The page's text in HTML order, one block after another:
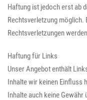
Haftung ist jedoch erst ab
Rechtsverletzung möglich.
Rechtsverletzungen
Haftung für Links
Unser Angebot enthält
Inhalte wir keinen Einfluss
Inhalte auch keine Gewähr